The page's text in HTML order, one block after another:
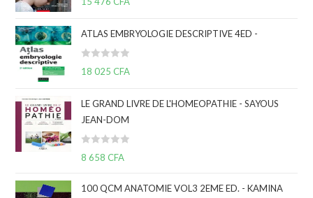
0
s
r
ATLAS EMBRYOLOGIE DESCRIPTIVE 4ED -
N
0
s
u
5
18 025CFA
LE GRAND LIVRE DE L'HOMEOPATHIE - SAYOUS
JEAN-DOM
N
8 658CFA
100 QCM ANATOMIE VOL3 2EME ED. - KAMINA